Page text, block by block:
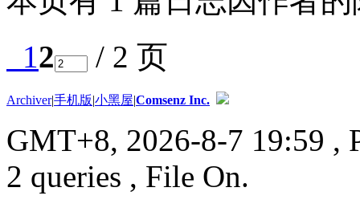
12 / 2 页
Archiver|手机版|小黑屋|Comsenz Inc.
GMT+8, 2026-8-7 19:59 ,
2 queries , File On.